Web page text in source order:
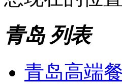
青岛 列表
青岛高端